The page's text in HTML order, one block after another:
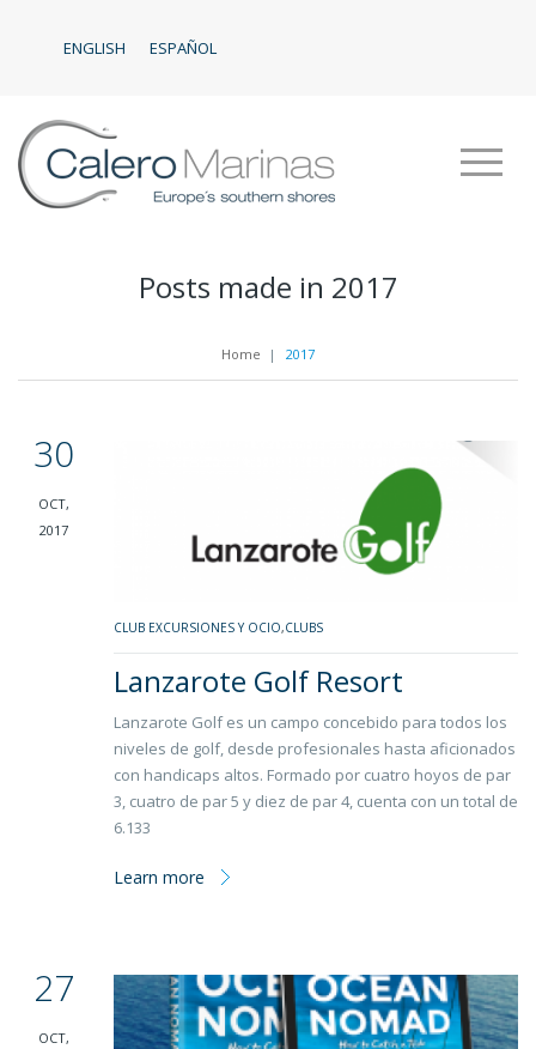
ENGLISH ESPAÑOL
Posts made in 2017
Home | 2017
30
OCT,
2017
CLUB EXCURSIONES Y OCIO,CLUBS
Lanzarote Golf Resort
Lanzarote Golf es un campo concebido para todos los
niveles de golf, desde profesionales hasta aficionados
con handicaps altos. Formado por cuatro hoyos de par
3, cuatro de par 5 y diez de par 4, cuenta con un total de
6.133
Learn more
27
OCT,